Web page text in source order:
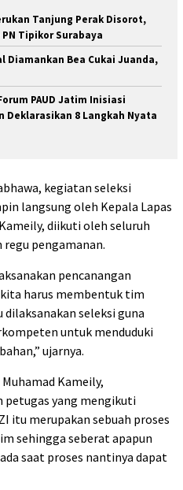
Tanjung Perak Disorot,
PN Tipikor Surabaya
Diamankan Bea Cukai Juanda,
PAUD Jatim Inisiasi
Deklarasikan 8 Langkah Nyata
kegiatan seleksi
langsung oleh Kepala Lapas
diikuti oleh seluruh
regu pengamanan.
pencanangan
harus membentuk tim
seleksi guna
untuk menduduki
ujarnya.
Kameily,
petugas yang mengikuti
itu merupakan sebuah proses
sehingga seberat apapun
saat proses nantinya dapat